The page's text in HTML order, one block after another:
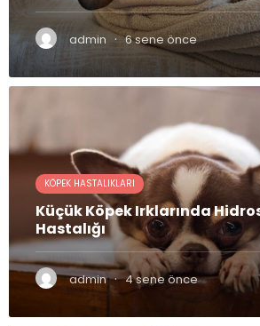
admin · 6 sene önce
KÖPEK HASTALIKLARI
Küçük Köpek Irklarında
Hastalığı
admin · 4 sene önce